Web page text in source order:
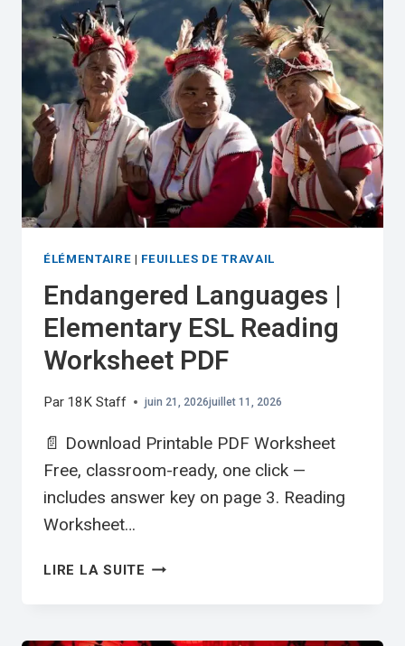
LEVEL
C
READING
PDF
ÉLÉMENTAIRE | FEUILLES DE TRAVAIL
Endangered Languages |
Elementary ESL Reading
Worksheet PDF
Par 18K Staff juin 21, 2026juillet 11, 2026
📄 Download Printable PDF Worksheet
Free, classroom-ready, one click —
includes answer key on page 3. Reading
Worksheet…
LIRE LA SUITE ENDANGERED